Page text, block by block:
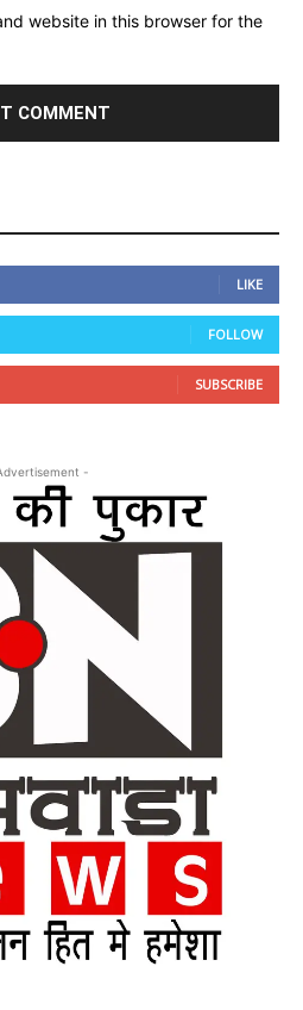
website in this browser for the
LIKE
FOLLOW
SUBSCRIBE
-